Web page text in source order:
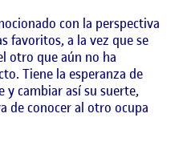
con la perspectiva
favoritos, a la vez que se
otro que aún no ha
Tiene la esperanza de
y cambiar así su suerte,
de conocer al otro ocupa